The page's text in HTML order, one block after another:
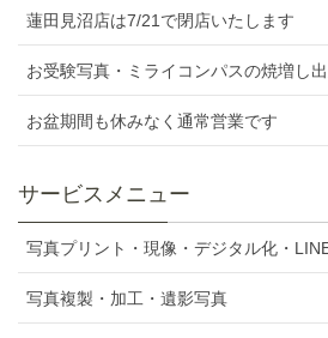
蓮田見沼店は7/21で閉店いたします
お受験写真・ミライコンパスの焼増し
お盆期間も休みなく通常営業です
サービスメニュー
写真プリント・現像・デジタル化・
写真複製・加工・遺影写真